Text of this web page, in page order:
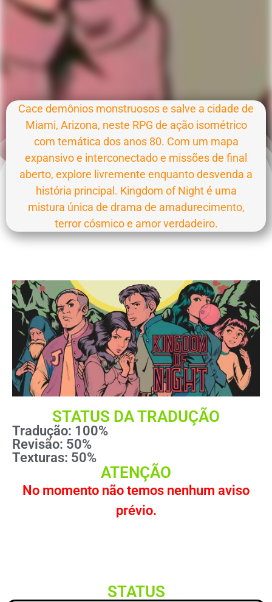
Cace demônios monstruosos e salve a cidade de
Miami, Arizona, neste RPG de ação isométrico
com temática dos anos 80. Com um mapa
expansivo e interconectado e missões de final
aberto, explore livremente enquanto desvenda a
história principal. Kingdom of Night é uma
mistura única de drama de amadurecimento,
terror cósmico e amor verdadeiro.
STATUS DA TRADUÇÃO
Tradução: 100%
Revisão: 50%
Texturas: 50%
ATENÇÃO
No momento não temos nenhum aviso
prévio.
STATUS